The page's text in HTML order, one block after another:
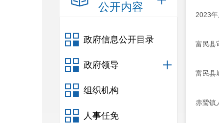
公开内容
政府信息公开目录
政府领导
组织机构
人事任免
2023
富民县
富民县
赤鹫镇